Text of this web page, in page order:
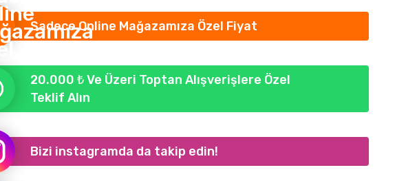
Sadece Online Mağazamıza Özel Fiyat
20.000 ₺ Ve Üzeri Toptan Alışverişlere Özel
Teklif Alın
Bizi instagramda da takip edin!